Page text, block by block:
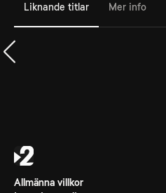
Liknande titlar Mer info
Allmänna villkor